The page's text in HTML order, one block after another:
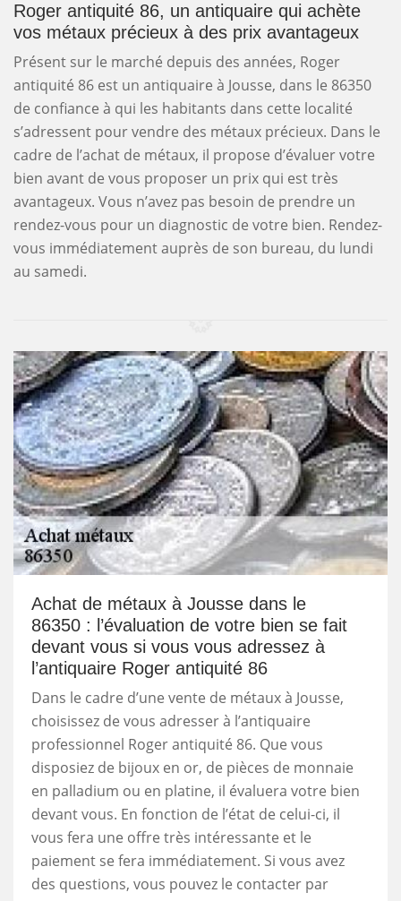
Roger antiquité 86, un antiquaire qui achète
vos métaux précieux à des prix avantageux
Présent sur le marché depuis des années, Roger
antiquité 86 est un antiquaire à Jousse, dans le 86350
de confiance à qui les habitants dans cette localité
s’adressent pour vendre des métaux précieux. Dans le
cadre de l’achat de métaux, il propose d’évaluer votre
bien avant de vous proposer un prix qui est très
avantageux. Vous n’avez pas besoin de prendre un
rendez-vous pour un diagnostic de votre bien. Rendez-
vous immédiatement auprès de son bureau, du lundi
au samedi.
Achat de métaux à Jousse dans le
86350 : l’évaluation de votre bien se fait
devant vous si vous vous adressez à
l’antiquaire Roger antiquité 86
Dans le cadre d’une vente de métaux à Jousse,
choisissez de vous adresser à l’antiquaire
professionnel Roger antiquité 86. Que vous
disposiez de bijoux en or, de pièces de monnaie
en palladium ou en platine, il évaluera votre bien
devant vous. En fonction de l’état de celui-ci, il
vous fera une offre très intéressante et le
paiement se fera immédiatement. Si vous avez
des questions, vous pouvez le contacter par